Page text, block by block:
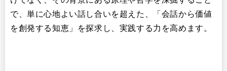
プラクティショナー養成
リサーチ
出版
その他
で、単に心地よい話し合いを超えた、「会話から価値
を創発する知恵」を探求し、実践する力を高めます。